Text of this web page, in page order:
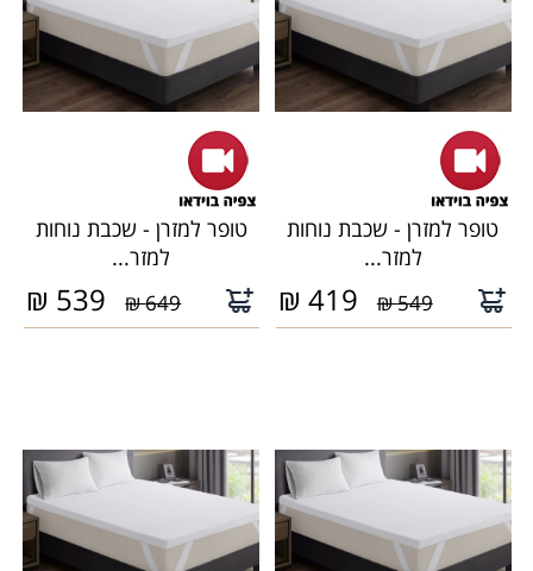
טופר למזרן - שכבת נוחות
למזר...
549 ₪
419
₪
טופר למזרן - שכבת נוחות
למזר...
649 ₪
539
₪